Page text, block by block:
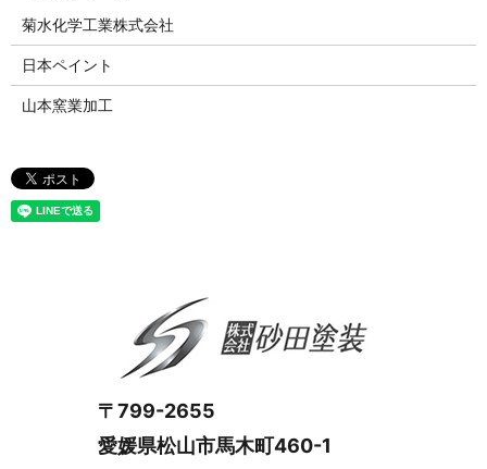
菊水化学工業株式会社
日本ペイント
山本窯業加工
〒799-2655
愛媛県松山市馬木町460-1